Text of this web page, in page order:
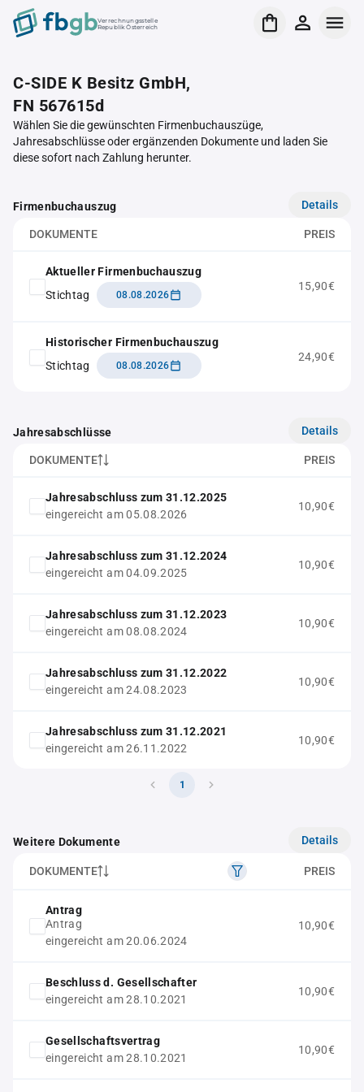
Verrechnungsstelle
Republik Österreich
C-SIDE K Besitz GmbH,
FN 567615d
Wählen Sie die gewünschten Firmenbuchauszüge,
Jahresabschlüsse oder ergänzenden Dokumente und laden Sie
diese sofort nach Zahlung herunter.
Firmenbuchauszug Details
DOKUMENTE PREIS
Aktueller Firmenbuchauszug
Stichtag
08.08.2026
15,90€
Historischer Firmenbuchauszug
Stichtag
08.08.2026
24,90€
Jahresabschlüsse Details
DOKUMENTE PREIS
Jahresabschluss zum 31.12.2025
eingereicht am 05.08.2026
10,90€
Jahresabschluss zum 31.12.2024
eingereicht am 04.09.2025
10,90€
Jahresabschluss zum 31.12.2023
eingereicht am 08.08.2024
10,90€
Jahresabschluss zum 31.12.2022
eingereicht am 24.08.2023
10,90€
Jahresabschluss zum 31.12.2021
eingereicht am 26.11.2022
10,90€
1
Weitere Dokumente Details
DOKUMENTE PREIS
Antrag
Antrag
eingereicht am 20.06.2024
10,90€
Beschluss d. Gesellschafter
eingereicht am 28.10.2021
10,90€
Gesellschaftsvertrag
eingereicht am 28.10.2021
10,90€